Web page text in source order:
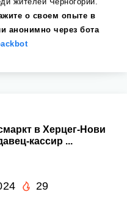
о своем опыте в
анонимно через бота
в Херцег-Нови
кассир ...
29